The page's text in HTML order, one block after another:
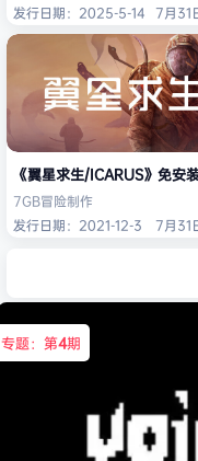
发行日期：2025-5-14 7月31
《翼星求生/ICARUS》免安装
7GB冒险制作
发行日期：2021-12-3
7月31
专题：第4期